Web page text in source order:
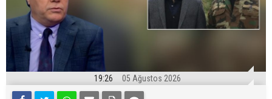
19:26 05 Ağustos 2026